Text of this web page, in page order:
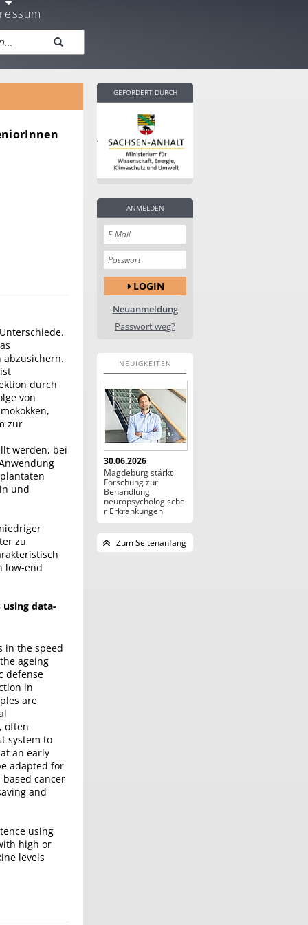
abzusichern.
durch
von
zur
werden, bei
und
zu
low-end
data-
in the speed
ageing
defense
in
are
often
system to
an early
adapted for
cancer
and
using
high or
levels
GEFÖRDERT DURCH
ANMELDEN
LOGIN
Neuanmeldung
Passwort weg?
NEUIGKEITEN
30.06.2026
Magdeburg stärkt
Forschung zur
Behandlung
neuropsychologische
r Erkrankungen
Zum Seitenanfang